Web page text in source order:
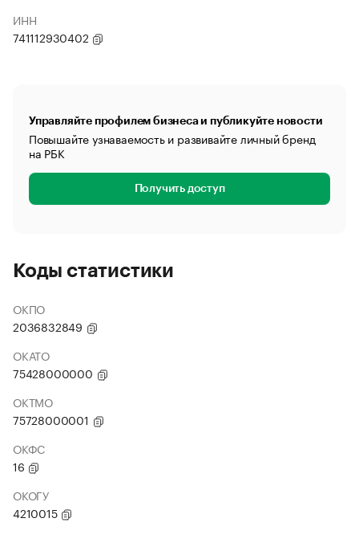
ИНН
741112930402
Управляйте профилем бизнеса и публикуйте новости
Повышайте узнаваемость и развивайте личный бренд
на РБК
Получить доступ
Коды статистики
ОКПО
2036832849
ОКАТО
75428000000
ОКТМО
75728000001
ОКФС
16
ОКОГУ
4210015